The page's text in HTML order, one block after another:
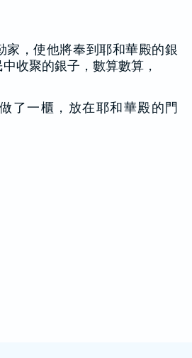
家，使他將奉到耶和華殿的銀
收聚的銀子，數算數算，
了一櫃，放在耶和華殿的門